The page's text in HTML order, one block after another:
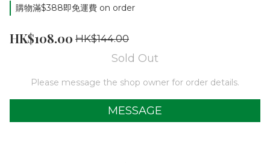
購物滿$388即免運費 on order
HK$108.00 HK$144.00
Sold Out
Please message the shop owner for order details.
MESSAGE